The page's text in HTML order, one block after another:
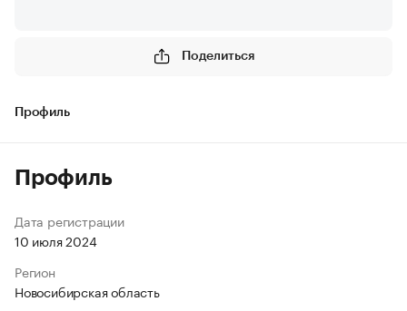
Поделиться
Профиль
Профиль
Дата регистрации
10 июля 2024
Регион
Новосибирская область